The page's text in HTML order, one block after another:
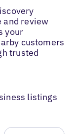
and review
your
customers
trusted
listings